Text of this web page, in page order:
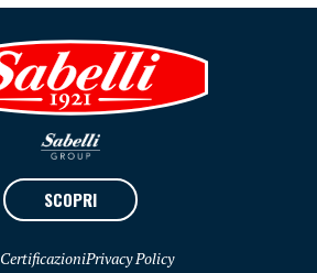
SCOPRI
CertificazioniPrivacy Policy